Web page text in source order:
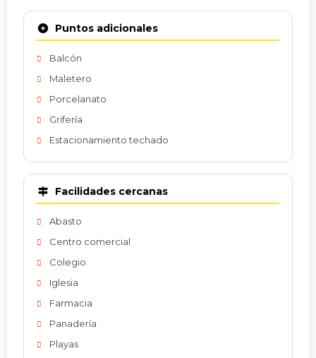
Puntos adicionales
Balcón
Maletero
Porcelanato
Grifería
Estacionamiento techado
Facilidades cercanas
Abasto
Centro comercial
Colegio
Iglesia
Farmacia
Panadería
Playas